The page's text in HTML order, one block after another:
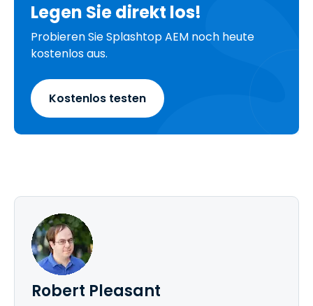
Legen Sie direkt los!
Probieren Sie Splashtop AEM noch heute
kostenlos aus.
Kostenlos testen
Robert Pleasant